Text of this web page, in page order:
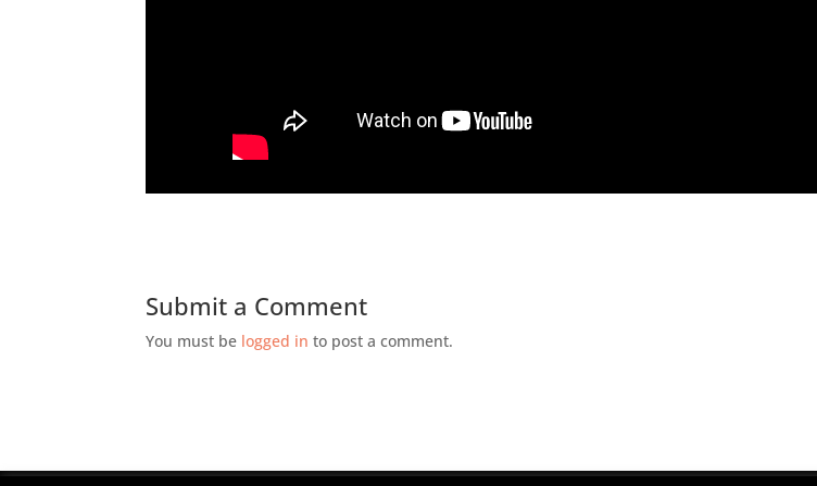
Submit a Comment
You must be logged in to post a comment.